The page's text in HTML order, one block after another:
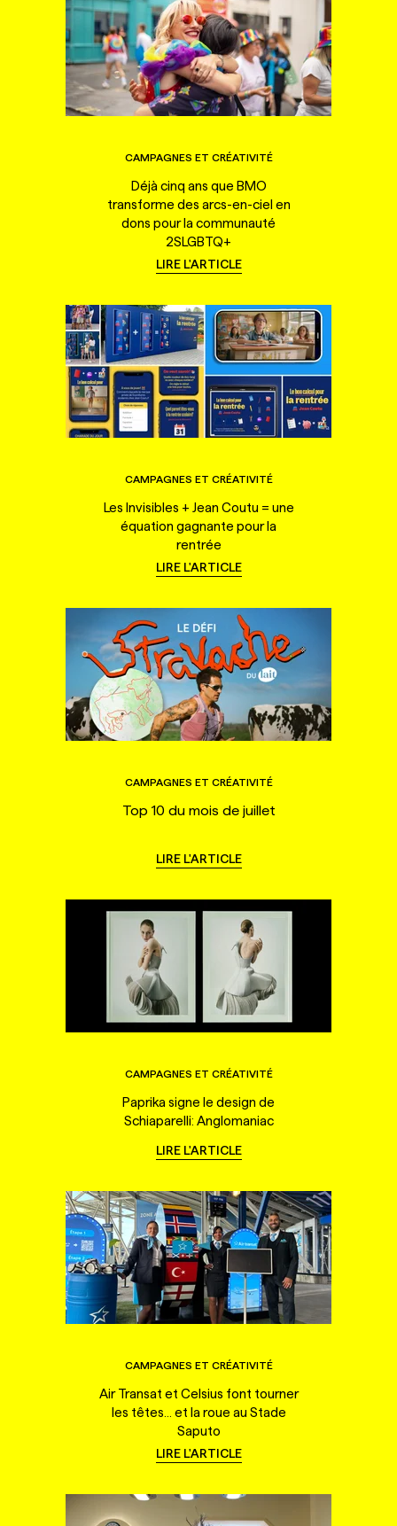
CAMPAGNES ET CRÉATIVITÉ
Déjà cinq ans que BMO
transforme des arcs-en-ciel en
dons pour la communauté
2SLGBTQ+
LIRE L'ARTICLE
CAMPAGNES ET CRÉATIVITÉ
Les Invisibles + Jean Coutu = une
équation gagnante pour la
rentrée
LIRE L'ARTICLE
CAMPAGNES ET CRÉATIVITÉ
Top 10 du mois de juillet
LIRE L'ARTICLE
CAMPAGNES ET CRÉATIVITÉ
Paprika signe le design de
Schiaparelli: Anglomaniac
LIRE L'ARTICLE
CAMPAGNES ET CRÉATIVITÉ
Air Transat et Celsius font tourner
les têtes... et la roue au Stade
Saputo
LIRE L'ARTICLE